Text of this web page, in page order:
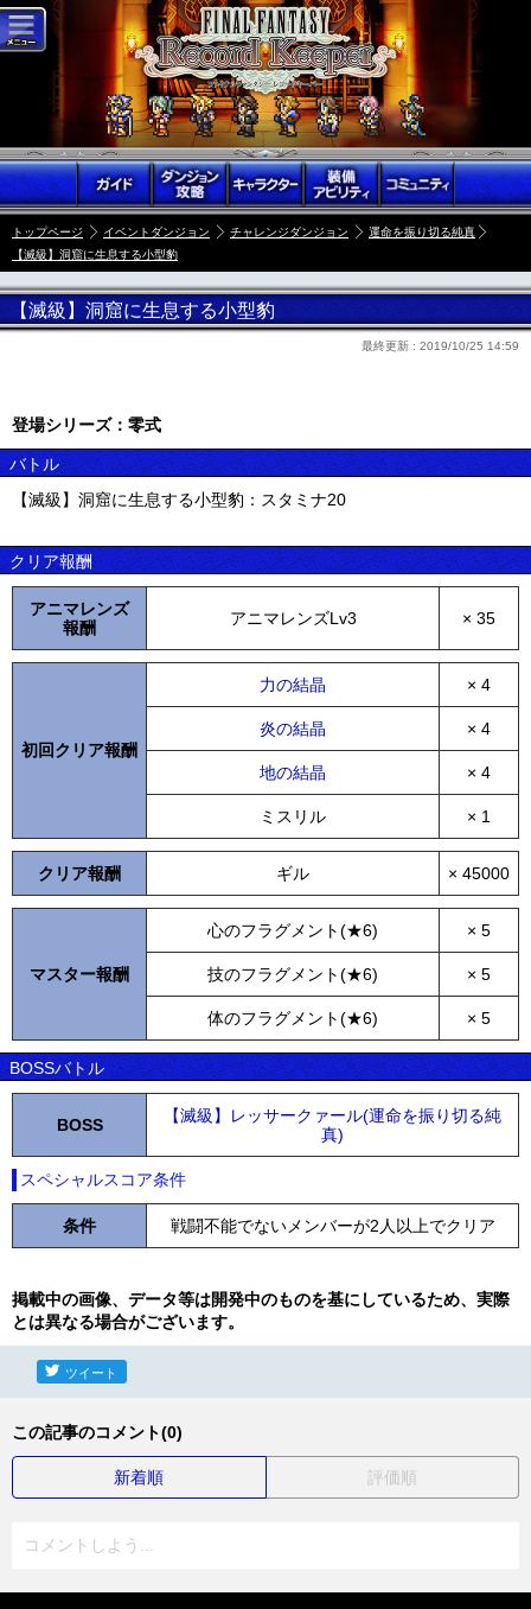
トップページ イベントダンジョン チャレンジダンジョン
運命を振り切る純真
【滅級】洞窟に生息する小型豹
【滅級】洞窟に生息する小型豹
最終更新 : 2019/10/25 14:59
登場シリーズ：零式
バトル
【滅級】洞窟に生息する小型豹：スタミナ20
クリア報酬
アニマレンズ
報酬
アニマレンズLv3 × 35
初回クリア報酬
力の結晶 × 4
炎の結晶 × 4
地の結晶 × 4
ミスリル × 1
クリア報酬 ギル × 45000
マスター報酬
心のフラグメント(★6) × 5
技のフラグメント(★6) × 5
体のフラグメント(★6) × 5
BOSSバトル
BOSS
【滅級】レッサークァール(運命を振り切る純
真)
スペシャルスコア条件
条件 戦闘不能でないメンバーが2人以上でクリア
掲載中の画像、データ等は開発中のものを基にしているため、実際
とは異なる場合がございます。
ツイート
この記事のコメント(0)
新着順 評価順
コメントしよう...